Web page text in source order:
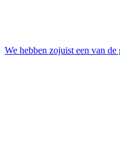
We hebben zojuist een van de